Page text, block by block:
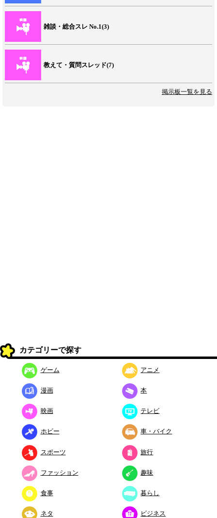
雑談・総合スレ No.1(3)
教えて・質問スレッド(7)
掲示板一覧を見る
カテゴリーで探す
ゲーム アニメ
漫画 本
映画 テレビ
ホビー 車・バイク
スポーツ 旅行
ファッション 趣味
食事 暮らし
ネタ ビジネス